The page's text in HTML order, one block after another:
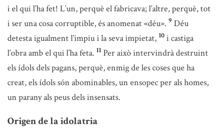
i el qui l’ha fet! L’un, perquè el fabricava; l’altre, perquè, tot
i ser una cosa corruptible, és anomenat «déu». 9 Déu
detesta igualment l’impiu i la seva impietat, 10 i castiga
l’obra amb el qui l’ha feta. 11 Per això intervindrà destruint
els ídols dels pagans, perquè, enmig de les coses que ha
creat, els ídols són abominables, un ensopec per als homes,
un parany als peus dels insensats.
Origen de la idolatria